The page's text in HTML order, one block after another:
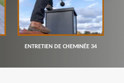
ENTRETIEN DE CHEMINÉE 34